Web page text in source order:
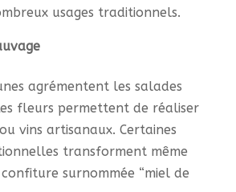
usages traditionnels.
agrémentent les salades
fleurs permettent de réaliser
vins artisanaux. Certaines
transforment même
surnommée “miel de